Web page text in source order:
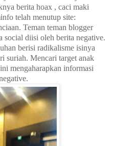
berita hoax , caci maki
telah menutup site:
Teman teman blogger
social diisi oleh berita negative.
berisi radikalisme isinya
suriah. Mencari target anak
mengaharapkan informasi